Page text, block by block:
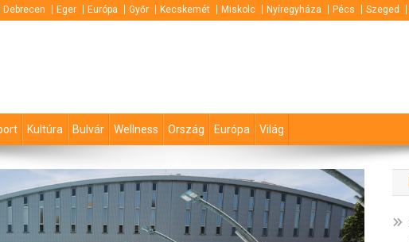
Debrecen Eger Európa Győr Kecskemét Miskolc Nyíregyháza Pécs Szeged
Kultúra Bulvár Wellness Ország Európa Világ